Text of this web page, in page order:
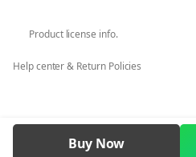
ดังๆ ทันทีที่ลูกค้าจ่ายเงินเสร็จ ใครๆ ใ
ลองนึกภาพว่ามันดีแค่ไหน:
ดูแลลูกค้าได้ต่อเนื่อง:
ไม่ต้อง
Product license info.
Help center & Return Policies
Buy Now